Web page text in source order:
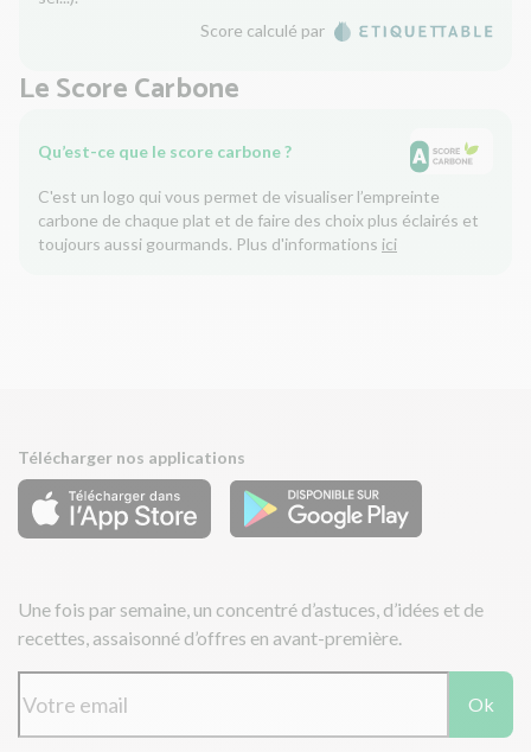
Score calculé par
Le Score Carbone
Qu’est-ce que le score carbone ?
C'est un logo qui vous permet de visualiser l’empreinte
carbone de chaque plat et de faire des choix plus éclairés et
toujours aussi gourmands. Plus d'informations ici
Télécharger nos applications
Une fois par semaine, un concentré d’astuces, d’idées et de
recettes, assaisonné d’offres en avant-première.
Ok